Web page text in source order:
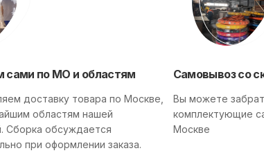
сами по МО и областям
доставку товара по Москве,
областям нашей
Сборка обсуждается
при оформлении заказа.
Самовывоз со
Вы можете
комплектующие
Москве